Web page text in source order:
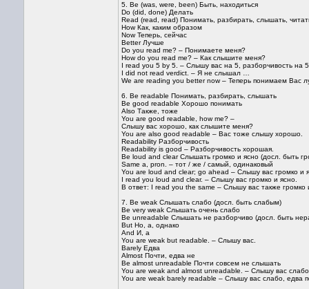
5. Be (was, were, been) Быть, находиться
Do (did, done) Делать
Read (read, read) Понимать, разбирать, слышать,
How Как, каким образом
Now Теперь, сейчас
Better Лучше
Do you read me? – Понимаете меня?
How do you read me? – Как слышите меня?
I read you 5 by 5. – Слышу вас на 5, разборчивость на
I did not read verdict. – Я не слышал …
We are reading you better now – Теперь понимаем Вас
6. Be readable Понимать, разбирать, слышать
Be good readable Хорошо понимать
Also Также, тоже
You are good readable, how me? –
Слышу вас хорошо, как слышите меня?
You are also good readable – Вас тоже слышу хорошо.
Readability Разборчивость
Readability is good – Разборчивость хорошая.
Be loud and clear Слышать громко и ясно (досл. быть
Same а, pron. – тот / же / самый, одинаковый
You are loud and clear; go ahead – Слышу вас громко и
I read you loud and clear. – Слышу вас громко и ясно.
В ответ: I read you the same – Слышу вас также громко
7. Be weak Слышать слабо (досл. быть слабым)
Be very weak Слышать очень слабо
Be unreadable Слышать не разборчиво (досл. быть
But Но, а, однако
And И, а
You are weak but readable. – Слышу вас.
Barely Едва
Almost Почти, едва не
Be almost unreadable Почти совсем не слышать
You are weak and almost unreadable. – Слышу вас
You are weak barely readable – Слышу вас слабо, едва